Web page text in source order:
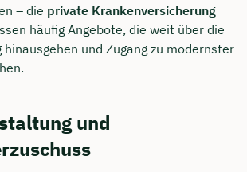
– die private Krankenversicherung
häufig Angebote, die weit über die
hinausgehen und Zugang zu modernster
und